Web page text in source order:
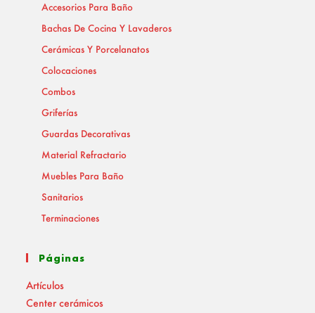
Accesorios Para Baño
Bachas De Cocina Y Lavaderos
Cerámicas Y Porcelanatos
Colocaciones
Combos
Griferías
Guardas Decorativas
Material Refractario
Muebles Para Baño
Sanitarios
Terminaciones
Páginas
Artículos
Center cerámicos